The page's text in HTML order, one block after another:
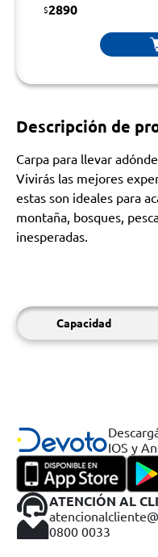
$2890
Descripción de
Carpa para llevar
Vivirás las mejores
estas son ideales para
montaña, bosques,
inesperadas.
Capacidad
IOS y
ATENCIÓN AL
0800 0033